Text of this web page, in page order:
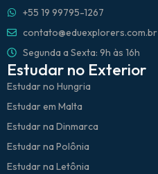
+55 19 99795-1267
contato@eduexplorers.com.br
Segunda a Sexta: 9h às 16h
Estudar no Exterior
Estudar no Hungria
Estudar em Malta
Estudar na Dinmarca
Estudar na Polônia
Estudar na Letônia